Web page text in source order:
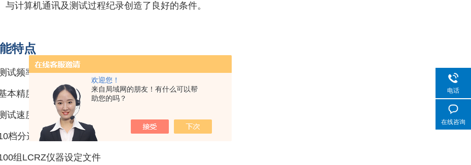
欢迎您！
来自局域网的朋友！有什么可以帮
助您的吗？
与计算机通讯及测试过程纪录创造了良好的条件。
特点
试频率：50Hz-100kHz，分辨率：11频点
本精度：0.1%
试速度：最快19ms，支持低频高速：TX4+3ms
档分选，前面板LED显示
组LCRZ仪器设定文件
电话
在线咨询